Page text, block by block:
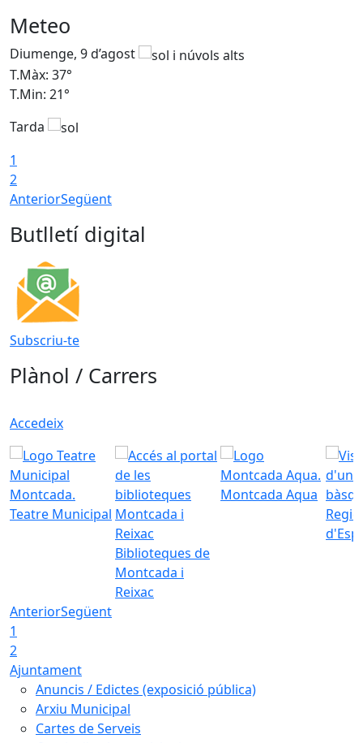
Meteo
Diumenge, 9 d’agost
T.Màx: 37°
T.Min: 21°
Tarda
1
2
AnteriorSegüent
Butlletí digital
Subscriu-te
Plànol / Carrers
Accedeix
Teatre Municipal
Biblioteques de
Montcada i
Reixac
Montcada Aqua
AnteriorSegüent
1
2
Ajuntament
Anuncis / Edictes (exposició pública)
Arxiu Municipal
Cartes de Serveis